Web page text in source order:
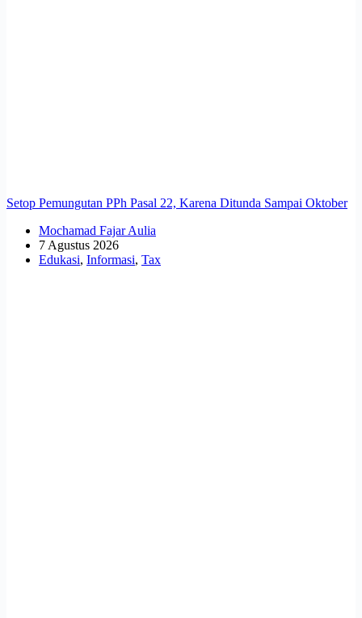
Setop Pemungutan PPh Pasal 22, Karena Ditunda Sampai Oktober
Mochamad Fajar Aulia
7 Agustus 2026
Edukasi, Informasi, Tax